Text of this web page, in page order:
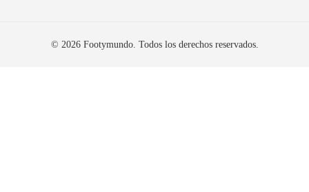
© 2026 Footymundo. Todos los derechos reservados.